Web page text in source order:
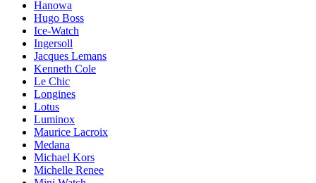
Hanowa
Hugo Boss
Ice-Watch
Ingersoll
Jacques Lemans
Kenneth Cole
Le Chic
Longines
Lotus
Luminox
Maurice Lacroix
Medana
Michael Kors
Michelle Renee